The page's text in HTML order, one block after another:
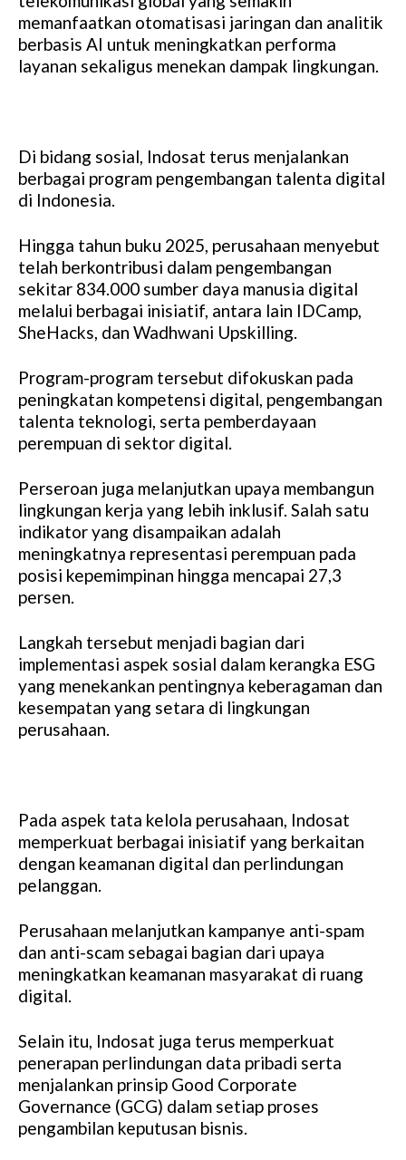
memanfaatkan otomatisasi jaringan dan analitik
berbasis AI untuk meningkatkan performa
layanan sekaligus menekan dampak lingkungan.
Di bidang sosial, Indosat terus menjalankan
berbagai program pengembangan talenta digital
di Indonesia.
Hingga tahun buku 2025, perusahaan menyebut
telah berkontribusi dalam pengembangan
sekitar 834.000 sumber daya manusia digital
melalui berbagai inisiatif, antara lain IDCamp,
SheHacks, dan Wadhwani Upskilling.
Program-program tersebut difokuskan pada
peningkatan kompetensi digital, pengembangan
talenta teknologi, serta pemberdayaan
perempuan di sektor digital.
Perseroan juga melanjutkan upaya membangun
lingkungan kerja yang lebih inklusif. Salah satu
indikator yang disampaikan adalah
meningkatnya representasi perempuan pada
posisi kepemimpinan hingga mencapai 27,3
persen.
Langkah tersebut menjadi bagian dari
implementasi aspek sosial dalam kerangka ESG
yang menekankan pentingnya keberagaman dan
kesempatan yang setara di lingkungan
perusahaan.
Pada aspek tata kelola perusahaan, Indosat
memperkuat berbagai inisiatif yang berkaitan
dengan keamanan digital dan perlindungan
pelanggan.
Perusahaan melanjutkan kampanye anti-spam
dan anti-scam sebagai bagian dari upaya
meningkatkan keamanan masyarakat di ruang
digital.
Selain itu, Indosat juga terus memperkuat
penerapan perlindungan data pribadi serta
menjalankan prinsip Good Corporate
Governance (GCG) dalam setiap proses
pengambilan keputusan bisnis.